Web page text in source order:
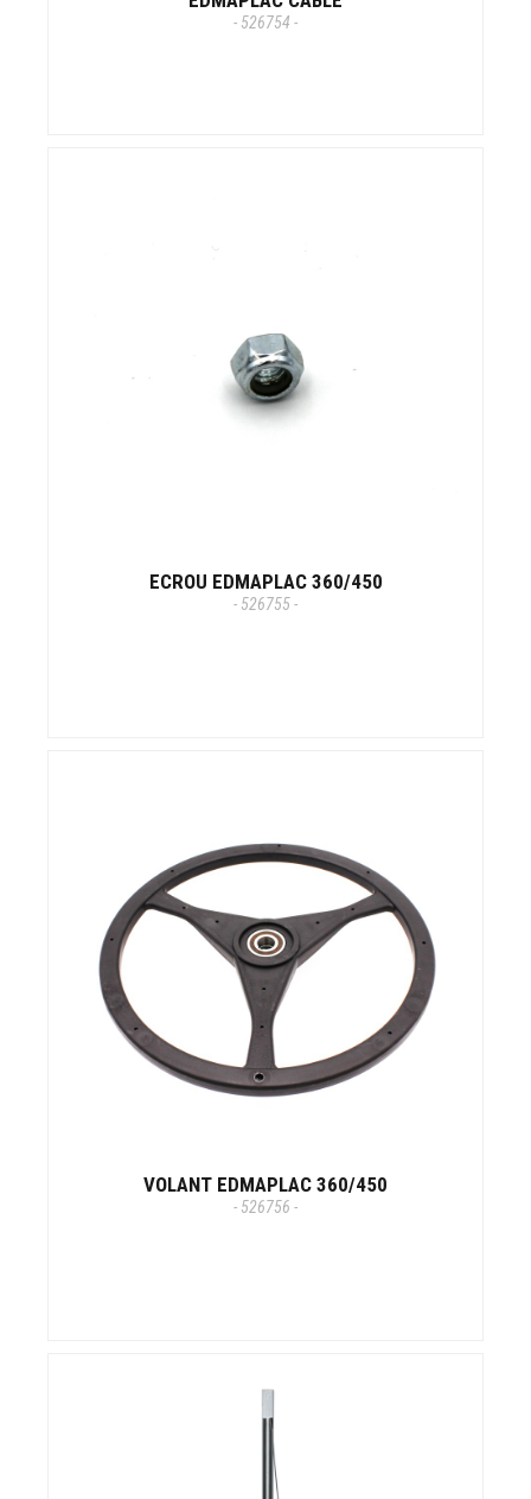
- 526754 -
ECROU EDMAPLAC 360/450
- 526755 -
VOLANT EDMAPLAC 360/450
- 526756 -